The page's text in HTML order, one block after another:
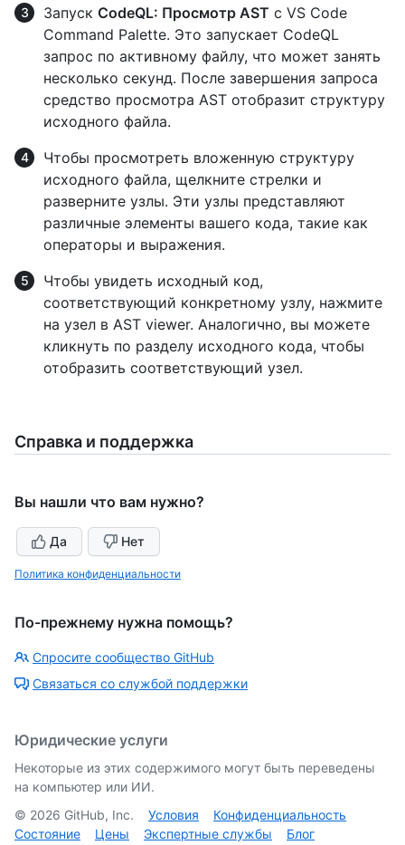
Запуск CodeQL: Просмотр AST с VS Code
Command Palette. Это запускает CodeQL
запрос по активному файлу, что может занять
несколько секунд. После завершения запроса
средство просмотра AST отобразит структуру
исходного файла.
Чтобы просмотреть вложенную структуру
исходного файла, щелкните стрелки и
разверните узлы. Эти узлы представляют
различные элементы вашего кода, такие как
операторы и выражения.
Чтобы увидеть исходный код,
соответствующий конкретному узлу, нажмите
на узел в AST viewer. Аналогично, вы можете
кликнуть по разделу исходного кода, чтобы
отобразить соответствующий узел.
Справка и поддержка
Вы нашли что вам нужно?
Да Нет
Политика конфиденциальности
По-прежнему нужна помощь?
Спросите сообщество GitHub
Связаться со службой поддержки
Юридические услуги
Некоторые из этих содержимого могут быть переведены
на компьютер или ИИ.
© 2026 GitHub, Inc. Условия
Конфиденциальность
Состояние
Цены Экспертные службы Блог